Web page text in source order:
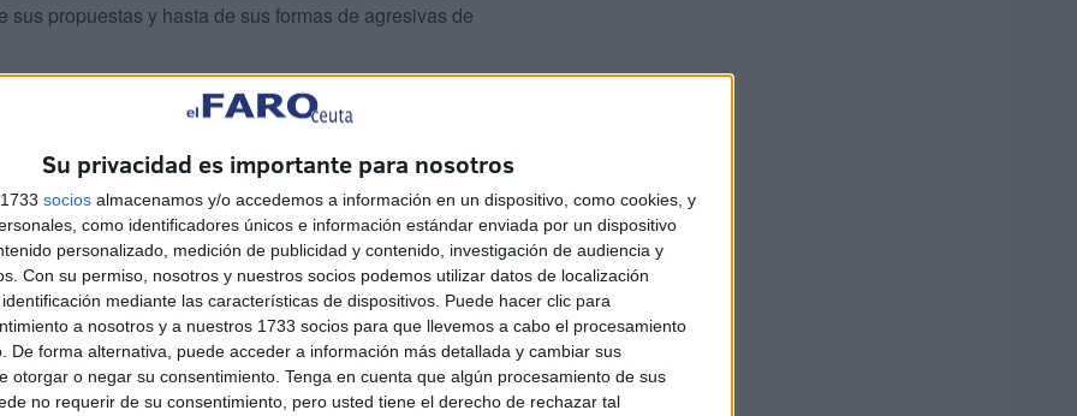
Su privacidad es importante para nosotros
socios almacenamos y/o accedemos a información en un dispositivo, como cookies, y
como identificadores únicos e información estándar enviada por un dispositivo
personalizado, medición de publicidad y contenido, investigación de audiencia y
Con su permiso, nosotros y nuestros socios podemos utilizar datos de localización
mediante las características de dispositivos. Puede hacer clic para
a nosotros y a nuestros 1733 socios para que llevemos a cabo el procesamiento
De forma alternativa, puede acceder a información más detallada y cambiar sus
otorgar o negar su consentimiento. Tenga en cuenta que algún procesamiento de sus
no requerir de su consentimiento, pero usted tiene el derecho de rechazar tal
propuestas y hasta de sus formas de agresivas de
de interpretar y valorar
evitando prejuicios